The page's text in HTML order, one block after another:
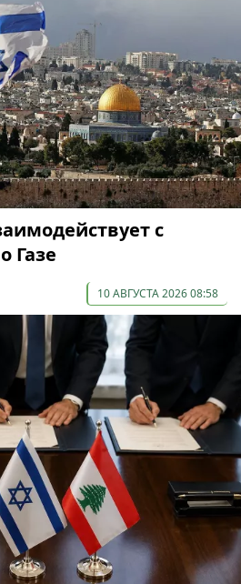
с
Газе
10 АВГУСТА 2026 08:58